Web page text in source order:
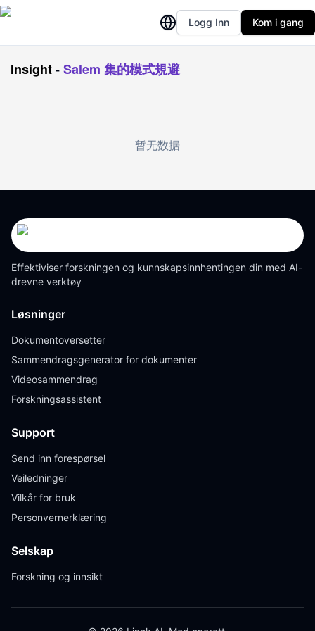
Logg Inn Kom i gang
Insight-Salem 集的模式規避
暂无数据
Effektiviser forskningen og kunnskapsinnhentingen din med AI-
drevne verktøy
Løsninger
Dokumentoversetter
Sammendragsgenerator for dokumenter
Videosammendrag
Forskningsassistent
Support
Send inn forespørsel
Veiledninger
Vilkår for bruk
Personvernerklæring
Selskap
Forskning og innsikt